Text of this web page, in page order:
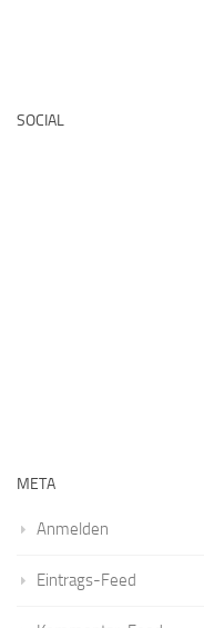
SOCIAL
META
Anmelden
Eintrags-Feed